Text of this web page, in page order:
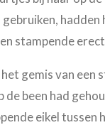
stampende
gemis van een
de been had
eikel